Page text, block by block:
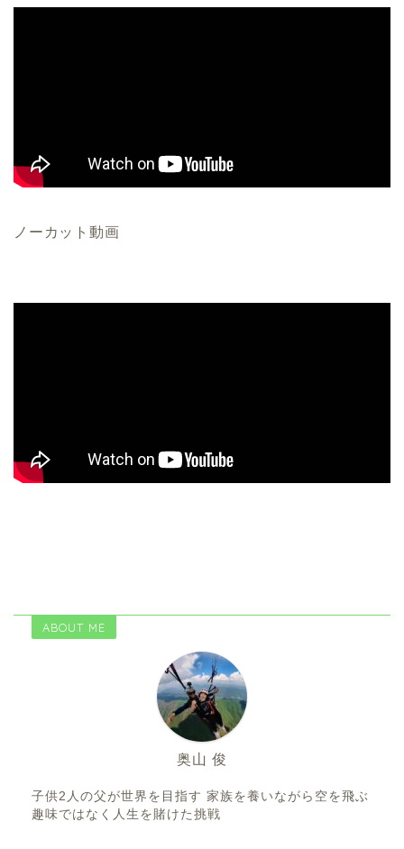
ノーカット動画
ABOUT ME
奥山 俊
子供2人の父が世界を目指す 家族を養いながら空を飛ぶ
趣味ではなく人生を賭けた挑戦